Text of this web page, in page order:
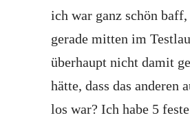
ich war ganz schön
gerade mitten im
überhaupt nicht damit
hätte, dass das anderen
los war? Ich habe 5